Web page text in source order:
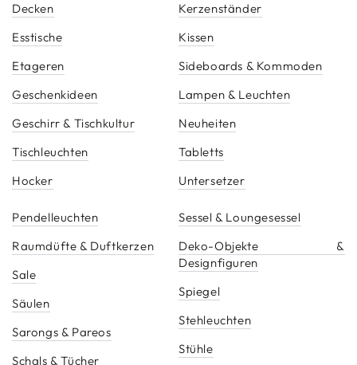
Decken
Esstische
Etageren
Geschenkideen
Geschirr & Tischkultur
Tischleuchten
Hocker
Kerzenständer
Kissen
Sideboards & Kommoden
Lampen & Leuchten
Neuheiten
Tabletts
Untersetzer
Pendelleuchten
Raumdüfte & Duftkerzen
Sale
Säulen
Sarongs & Pareos
Schals & Tücher
Sessel & Loungesessel
Deko-Objekte &
Designfiguren
Spiegel
Stehleuchten
Stühle